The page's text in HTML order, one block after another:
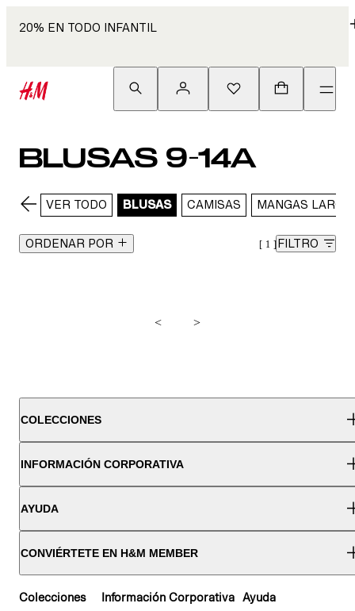
20% EN TODO INFANTIL
BLUSAS 9-14A
VER TODO BLUSAS CAMISAS MANGAS
ORDENAR POR 1 FILTRO
< >
COLECCIONES
INFORMACIÓN CORPORATIVA
AYUDA
CONVIÉRTETE EN H&M MEMBER
Colecciones Información Corporativa Ayuda